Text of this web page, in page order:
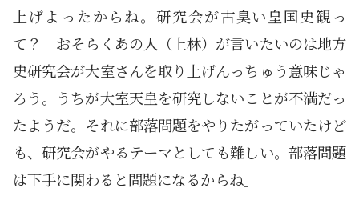
上げよったからね。研究会が古臭い皇国史観っ
て？ おそらくあの人（上林）が言いたいのは地方
史研究会が大室さんを取り上げんっちゅう意味じゃ
ろう。うちが大室天皇を研究しないことが不満だっ
たようだ。それに部落問題をやりたがっていたけど
も、研究会がやるテーマとしても難しい。部落問題
は下手に関わると問題になるからね」